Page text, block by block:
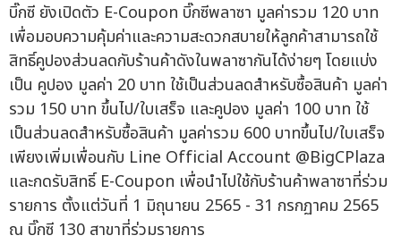
บิ๊กซี ยังเปิดตัว E-Coupon บิ๊กซีพลาซา มูลค่ารวม 120 บาท
เพื่อมอบความคุ้มค่าและความสะดวกสบายให้ลูกค้าสามารถใช้
สิทธิ์คูปองส่วนลดกับร้านค้าดังในพลาซากันได้ง่ายๆ โดยแบ่ง
เป็น คูปอง มูลค่า 20 บาท ใช้เป็นส่วนลดสำหรับซื้อสินค้า มูลค่า
รวม 150 บาท ขึ้นไป/ใบเสร็จ และคูปอง มูลค่า 100 บาท ใช้
เป็นส่วนลดสำหรับซื้อสินค้า มูลค่ารวม 600 บาทขึ้นไป/ใบเสร็จ
เพียงเพิ่มเพื่อนกับ Line Official Account @BigCPlaza
และกดรับสิทธิ์ E-Coupon เพื่อนำไปใช้กับร้านค้าพลาซาที่ร่วม
รายการ ตั้งแต่วันที่ 1 มิถุนายน 2565 - 31 กรกฏาคม 2565
ณ บิ๊กซี 130 สาขาที่ร่วมรายการ